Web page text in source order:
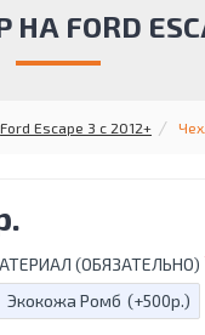
Ford Escape 3 с 2012+
FORD
(ОБЯЗАТЕЛЬНО)
Экокожа Ромб (+500р.)